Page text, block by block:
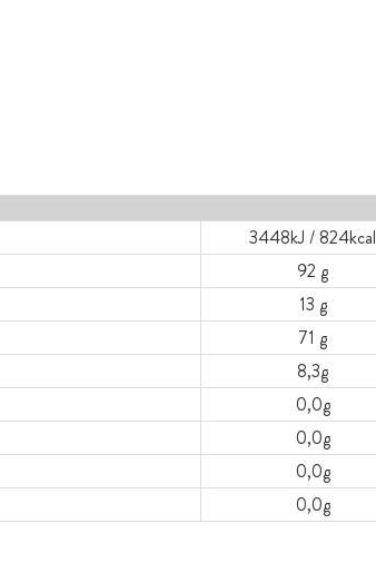
3448kJ / 824kcal
92 g
13 g
71 g
8,3g
0,0g
0,0g
0,0g
0,0g